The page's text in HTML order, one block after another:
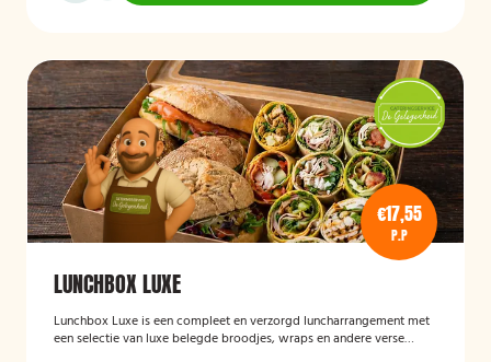
€17,55
P.P
LUNCHBOX LUXE
Lunchbox Luxe is een compleet en verzorgd luncharrangement met
een selectie van luxe belegde broodjes, wraps en andere verse